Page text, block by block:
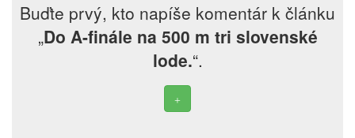
Buďte prvý, kto napíše komentár k článku
„Do A-finále na 500 m tri slovenské
lode.“.